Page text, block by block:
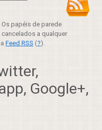
papéis de parede
cancelados a qualquer
Feed RSS (?).
Google+,